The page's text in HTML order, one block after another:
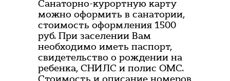
Санаторно-курортную карту
можно оформить в санатории,
стоимость оформления 1500
руб. При заселении Вам
необходимо иметь паспорт,
свидетельство о рождении на
ребенка, СНИЛС и полис ОМС.